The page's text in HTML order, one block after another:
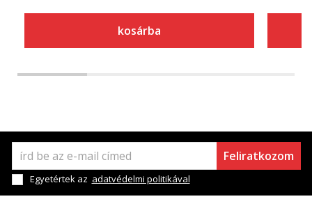
kosárba
Feliratkozom
Egyetértek az adatvédelmi politikával